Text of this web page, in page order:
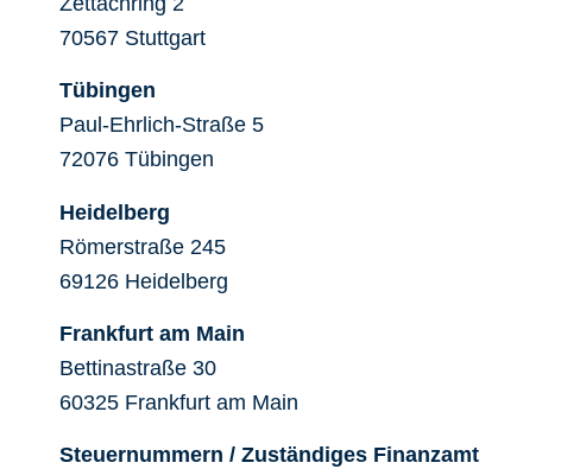
70567 Stuttgart
Tübingen
Paul-Ehrlich-Straße 5
72076 Tübingen
Heidelberg
Römerstraße 245
69126 Heidelberg
Frankfurt am Main
Bettinastraße 30
60325 Frankfurt am Main
Steuernummern / Zuständiges Finanzamt